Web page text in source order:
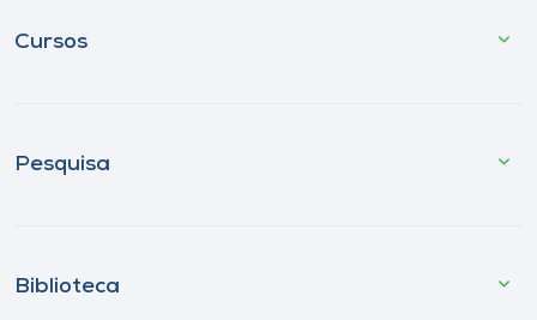
Cursos
Pesquisa
Biblioteca